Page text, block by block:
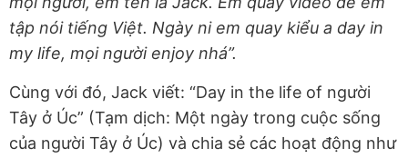
tập nói tiếng Việt. Ngày ni em quay kiểu a day in
my life, mọi người enjoy nhá”.
Cùng với đó, Jack viết: “Day in the life of người
Tây ở Úc” (Tạm dịch: Một ngày trong cuộc sống
của người Tây ở Úc) và chia sẻ các hoạt động như